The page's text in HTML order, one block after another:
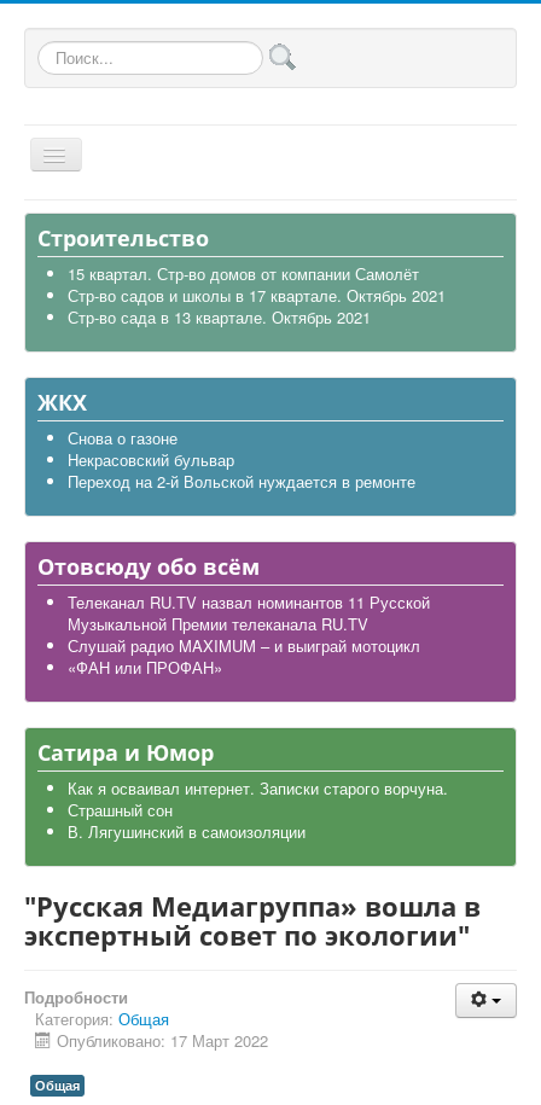
Искать...
Общая
В районе
Строительство
Транспорт
Экология
Политика
Офицеры России
Дела школьные
Карта района
Строительство
15 квартал. Стр-во домов от компании Самолёт
Стр-во садов и школы в 17 квартале. Октябрь 2021
Стр-во сада в 13 квартале. Октябрь 2021
ЖКХ
Снова о газоне
Некрасовский бульвар
Переход на 2-й Вольской нуждается в ремонте
Отовсюду обо всём
Телеканал RU.TV назвал номинантов 11 Русской
Музыкальной Премии телеканала RU.TV
Слушай радио MAXIMUM – и выиграй мотоцикл
«ФАН или ПРОФАН»
Сатира и Юмор
Как я осваивал интернет. Записки старого ворчуна.
Страшный сон
В. Лягушинский в самоизоляции
"Русская Медиагруппа» вошла в
экспертный совет по экологии"
Подробности
Категория: Общая
Опубликовано: 17 Март 2022
Общая